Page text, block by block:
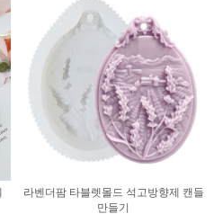
라벤더팜 타블렛몰드 석고방향제 캔들
만들기